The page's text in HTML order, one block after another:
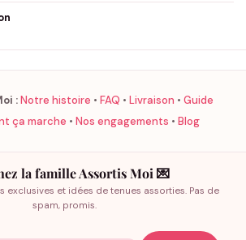
:Notre histoire • FAQ • Livraison • Guide
ça marche • Nos engagements • Blog
la famille Assortis Moi 💌
exclusives et idées de tenues assorties. Pas de
spam, promis.